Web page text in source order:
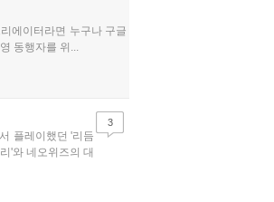
에이터라면 누구나 구글
동행자를 위...
플레이했던 '리듬
'와 네오위즈의 대
3